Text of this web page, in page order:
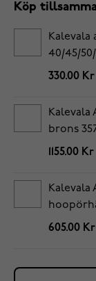
Köp
Kalevala
40/45/
330.00 Kr
Kalevala
brons
1155.00 Kr
Kalevala
605.00 Kr